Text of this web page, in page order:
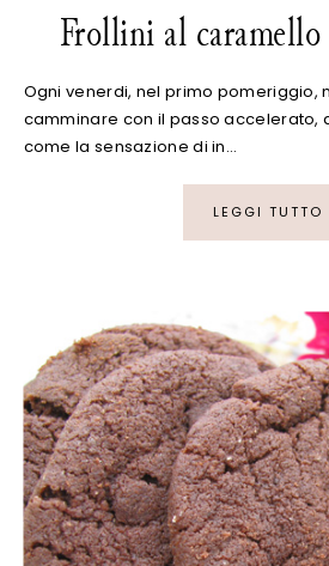
Frollini al
Ogni venerdi, nel primo pomeriggio,
camminare con il passo accelerato,
come la sensazione di in…
LEGGI TUTTO